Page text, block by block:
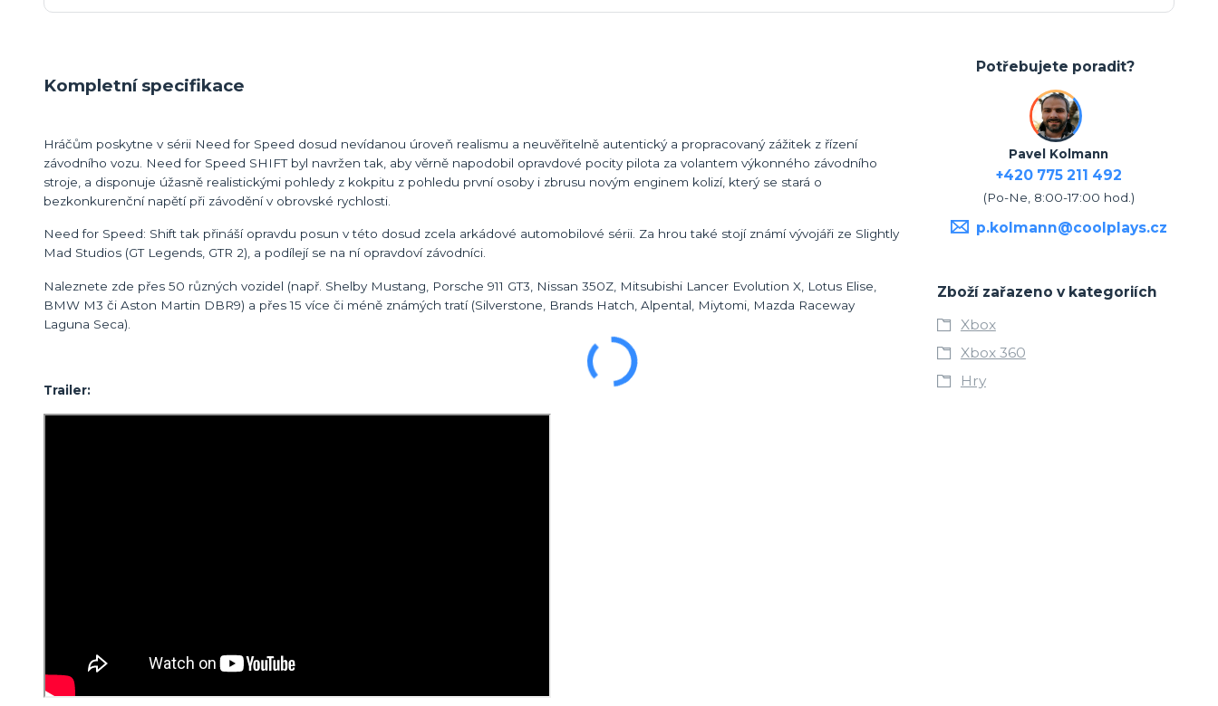
Kompletní specifikace
Hráčům poskytne v sérii Need for Speed dosud nevídanou úroveň realismu a neuvěřitelně autentický a propracovaný zážitek z řízení
závodního vozu. Need for Speed SHIFT byl navržen tak, aby věrně napodobil opravdové pocity pilota za volantem výkonného závodního
stroje, a disponuje úžasně realistickými pohledy z kokpitu z pohledu první osoby i zbrusu novým enginem kolizí, který se stará o
bezkonkurenční napětí při závodění v obrovské rychlosti.
Need for Speed: Shift tak přináší opravdu posun v této dosud zcela arkádové automobilové sérii. Za hrou také stojí známí vývojáři ze Slightly
Mad Studios (GT Legends, GTR 2), a podílejí se na ní opravdoví závodníci.
Naleznete zde přes 50 různých vozidel (např. Shelby Mustang, Porsche 911 GT3, Nissan 350Z, Mitsubishi Lancer Evolution X, Lotus Elise,
BMW M3 či Aston Martin DBR9) a přes 15 více či méně známých tratí (Silverstone, Brands Hatch, Alpental, Miytomi, Mazda Raceway
Laguna Seca).
Trailer:
Potřebujete poradit?
Pavel Kolmann
+420 775 211 492
(Po-Ne, 8:00-17:00 hod.)
p.kolmann@coolplays.cz
Zboží zařazeno v kategoriích
Xbox
Xbox 360
Hry